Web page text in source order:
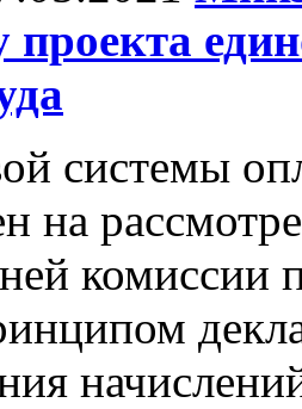
проекта
системы
на
комиссии